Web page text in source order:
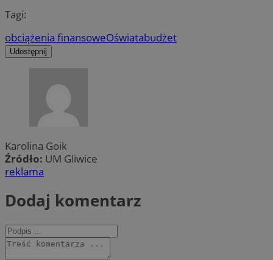
Tagi:
obciążenia finansoweOświatabudżet
Udostępnij
Karolina Goik
Źródło: UM Gliwice
reklama
Dodaj komentarz